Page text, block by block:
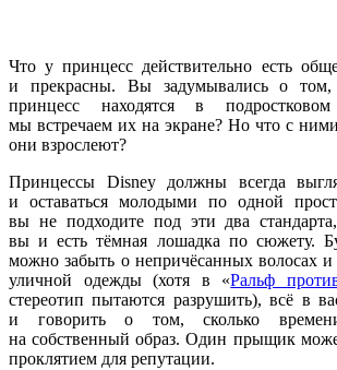
Что у принцесс действительно есть
и прекрасны. Вы задумывались о том,
принцесс находятся в подростковом
мы встречаем их на экране? Но что с
они взрослеют?
Принцессы Disney должны всегда
и оставаться молодыми по одной
вы не подходите под эти два
вы и есть тёмная лошадка по сюжету.
можно забыть о непричёсанных волосах и
уличной одежды (хотя в «Ральф
стереотип пытаются разрушить), всё в
и говорить о том, сколько
на собственный образ. Один прыщик
проклятием для репутации.